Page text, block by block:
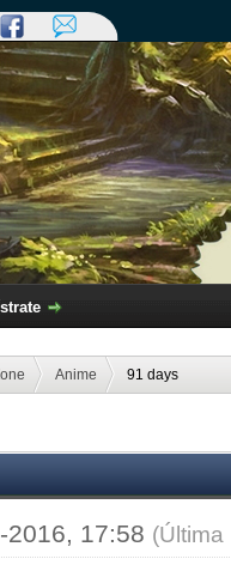
Anime 91 days
2016, 17:58